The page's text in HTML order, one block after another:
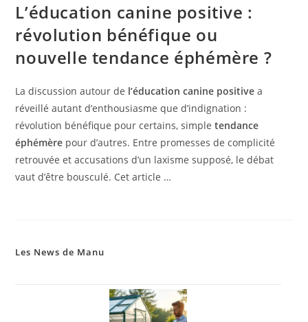
L’éducation canine positive :
révolution bénéfique ou
nouvelle tendance éphémère ?
La discussion autour de l’éducation canine positive a
réveillé autant d’enthousiasme que d’indignation :
révolution bénéfique pour certains, simpletendance
éphémère pour d’autres. Entre promesses de complicité
retrouvée et accusations d’un laxisme supposé, le débat
vaut d’être bousculé. Cet article …
Les News de Manu